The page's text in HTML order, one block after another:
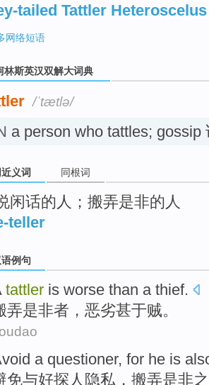
tailed Tattler
网络短语
林斯英汉双解大词典
/ˈtætlə/
a person who tattles; gossip
近义词 同根词
闲话的人；搬弄是非的人
teller
例句
tattler is worse than a thief.
弄是非者， 恶劣甚于贼。
a questioner, for he is
免与好探人隐私， 搬弄是非